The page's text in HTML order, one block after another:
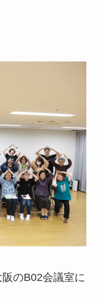
のB02会議室に